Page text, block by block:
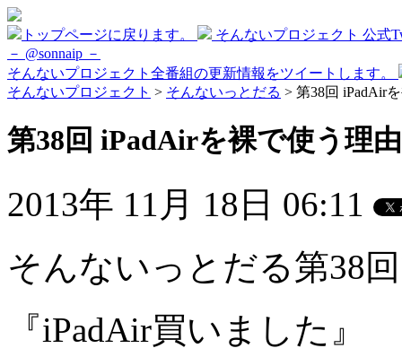
トップページに戻ります。
そんないプロジェクト 公式
－ @sonnaip －
そんないプロジェクト全番組の更新情報をツイートします。
そんないプロジェクト > そんないっとだる > 第38回 iPadAir
第38回 iPadAirを裸で使う理
2013年 11月 18日 06:11
そんないっとだる第38
『iPadAir買いました』